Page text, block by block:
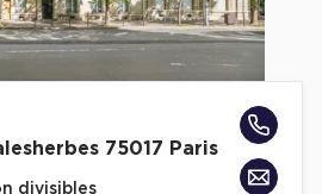
75017 Paris
divisibles